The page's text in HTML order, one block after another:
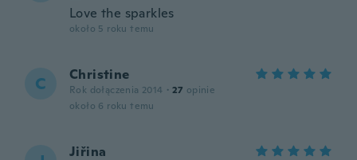
Love the sparkles
około 5 roku temu
C Christine
Rok dołączenia 2014 · 27 opinie
około 6 roku temu
Jiřina